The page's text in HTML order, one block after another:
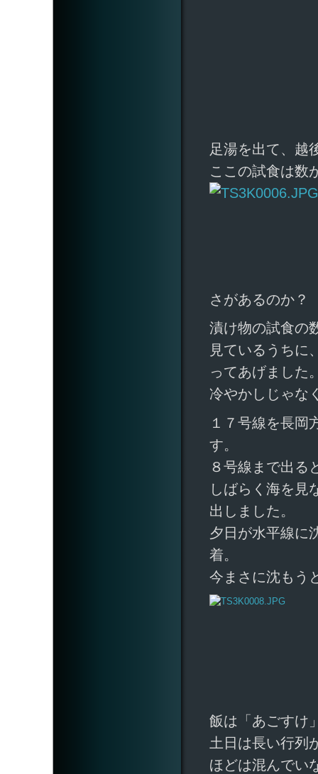
足湯を出て、越
ここの試食は数
さがあるのか？
漬け物の試食の
見ているうちに
ってあげました
冷やかしじゃな
１７号線を長岡
す。
８号線まで出る
しばらく海を見
出しました。
夕日が水平線に
着。
今まさに沈もう
飯は「あごすけ
土日は長い行列
ほどは混んでい